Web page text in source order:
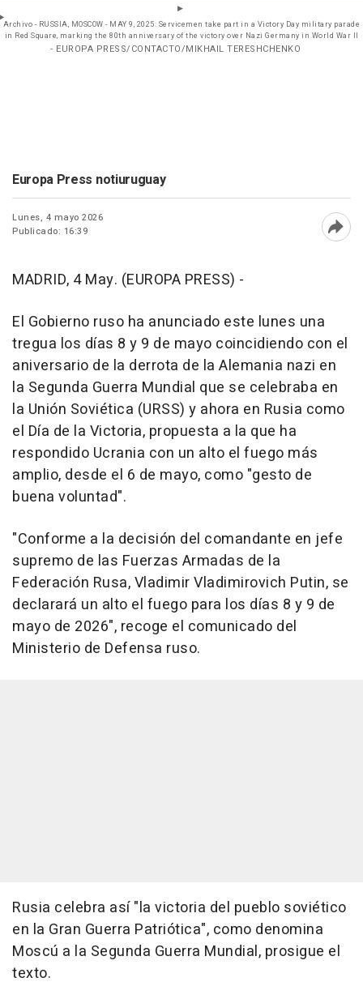
Archivo - RUSSIA, MOSCOW - MAY 9, 2025: Servicemen take part in a Victory Day military parade
in Red Square, marking the 80th anniversary of the victory over Nazi Germany in World War II
- EUROPA PRESS/CONTACTO/MIKHAIL TERESHCHENKO
Europa Press notiuruguay
Lunes, 4 mayo 2026
Publicado: 16:39
MADRID, 4 May. (EUROPA PRESS) -
El Gobierno ruso ha anunciado este lunes una
tregua los días 8 y 9 de mayo coincidiendo con el
aniversario de la derrota de la Alemania nazi en
la Segunda Guerra Mundial que se celebraba en
la Unión Soviética (URSS) y ahora en Rusia como
el Día de la Victoria, propuesta a la que ha
respondido Ucrania con un alto el fuego más
amplio, desde el 6 de mayo, como "gesto de
buena voluntad".
"Conforme a la decisión del comandante en jefe
supremo de las Fuerzas Armadas de la
Federación Rusa, Vladimir Vladimirovich Putin, se
declarará un alto el fuego para los días 8 y 9 de
mayo de 2026", recoge el comunicado del
Ministerio de Defensa ruso.
Rusia celebra así "la victoria del pueblo soviético
en la Gran Guerra Patriótica", como denomina
Moscú a la Segunda Guerra Mundial, prosigue el
texto.